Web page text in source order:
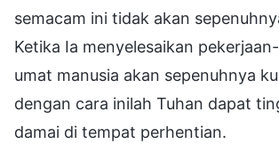
semacam ini tidak akan
Ketika Ia menyelesaikan
umat manusia akan sepenuhnya
dengan cara inilah Tuhan dapat
damai di tempat perhentian.